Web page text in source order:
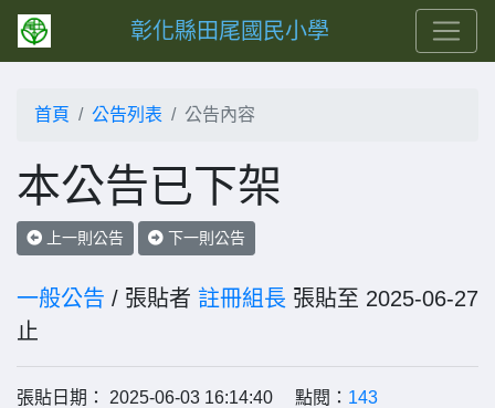
彰化縣田尾國民小學
首頁 公告列表 公告內容
本公告已下架
上一則公告 下一則公告
一般公告 / 張貼者 註冊組長 張貼至 2025-06-27
止
張貼日期： 2025-06-03 16:14:40 點閱： 143